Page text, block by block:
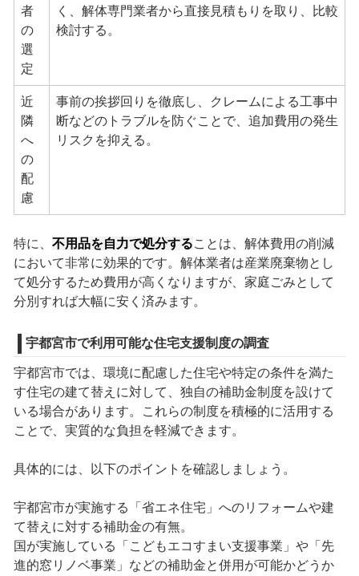
者
の
選
定
く、解体専門業者から直接見積もりを取り、比較
検討する。
近
隣
へ
の
配
慮
事前の挨拶回りを徹底し、クレームによる工事中
断などのトラブルを防ぐことで、追加費用の発生
リスクを抑える。
特に、 不用品を自力で処分することは、解体費用の削減
において非常に効果的です。解体業者は産業廃棄物とし
て処分するため費用が高くなりますが、家庭ごみとして
分別すれば大幅に安く済みます。
宇都宮市で利用可能な住宅支援制度の調査
宇都宮市では、環境に配慮した住宅や特定の条件を満た
す住宅の建て替えに対して、独自の補助金制度を設けて
いる場合があります。これらの制度を積極的に活用する
ことで、実質的な負担を軽減できます。
具体的には、以下のポイントを確認しましょう。
宇都宮市が実施する「省エネ住宅」へのリフォームや建
て替えに対する補助金の有無。
国が実施している「こどもエコすまい支援事業」や「先
進的窓リノベ事業」などの補助金と併用が可能かどうか